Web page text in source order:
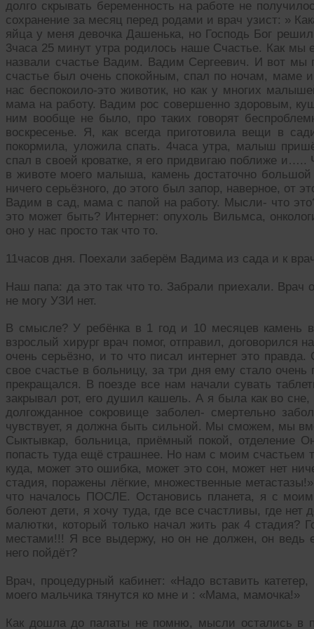
долго скрывать беременность на работе не
сохранение за месяц перед родами и врач узист: »
яйца у меня девочка Дашенька, но Господь Бог
3часа 25 минут утра родилось наше Счастье. Как мы
назвали счастье Вадим. Вадим Сергеевич. И вот
счастье был очень спокойным, спал по ночам, маме
нас беспокоило-это животик, но как у многих
мама на работу. Вадим рос совершенно здоровым,
ним вообще не было, про таких говорят
воскресенье. Я, как всегда приготовила вещи в
покормила, уложила спать. 4часа утра, малыш
спал в своей кроватке, я его придвигаю поближе
в животе моего малыша, камень достаточно
ничего серьёзного, до этого был запор, наверное, от
Вадим в сад, мама с папой на работу. Мысли- что
это может быть? Интернет: опухоль Вильмса,
оно у нас просто так что то.
11часов дня. Поехали заберём Вадима из сада и к
Наш папа: да это так что то. Забрали приехали.
не могу УЗИ нет.
В смысле? У ребёнка в 1 год и 10 месяцев
взрослый хирург врач помог, отправил, договорился
очень серьёзно, и то что писал интернет это
свое счастье в больницу, за три дня ему стало
прекращался. В поезде все нам начали сувать
закрывал рот, его душил кашель. А я была как во
долгожданное сокровище заболел- смертельно
чувствует, я должна быть сильной. Мы сможем, мы
Сыктывкар, больница, приёмный покой, отделение
попасть туда ещё страшнее. Но нам с моим счастьем
куда, может это ошибка, может это сон, может нет
стадия, поражены лёгкие, множественные
что началось ПОСЛЕ. Остановись планета, я с
болеют дети, я хочу туда, где все счастливы, где нет
малютки, который только начал жить рак 4
местами!!! Я все выдержу, но он не должен, он
него пойдёт?
Врач, процедурный кабинет: «Надо вставить
моего мальчика тянутся ко мне и : «Мама, мамочка!»
Как дошла до палаты не помню, мысли остались в